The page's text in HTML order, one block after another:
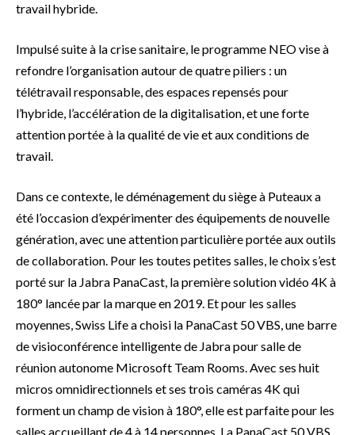
travail hybride.
Impulsé suite à la crise sanitaire, le programme NEO vise à
refondre l’organisation autour de quatre piliers : un
télétravail responsable, des espaces repensés pour
l’hybride, l’accélération de la digitalisation, et une forte
attention portée à la qualité de vie et aux conditions de
travail.
Dans ce contexte, le déménagement du siège à Puteaux a
été l’occasion d’expérimenter des équipements de nouvelle
génération, avec une attention particulière portée aux outils
de collaboration. Pour les toutes petites salles, le choix s’est
porté sur la Jabra PanaCast, la première solution vidéo 4K à
180° lancée par la marque en 2019. Et pour les salles
moyennes, Swiss Life a choisi la PanaCast 50 VBS, une barre
de visioconférence intelligente de Jabra pour salle de
réunion autonome Microsoft Team Rooms. Avec ses huit
micros omnidirectionnels et ses trois caméras 4K qui
forment un champ de vision à 180°, elle est parfaite pour les
salles accueillant de 4 à 14 personnes. La PanaCast 50 VBS